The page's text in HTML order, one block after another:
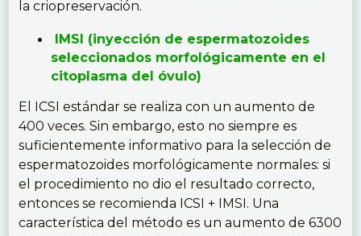
la criopreservación.
IMSI (inyección de espermatozoides
seleccionados morfológicamente en el
citoplasma del óvulo)
El ICSI estándar se realiza con un aumento de
400 veces. Sin embargo, esto no siempre es
suficientemente informativo para la selección de
espermatozoides morfológicamente normales: si
el procedimiento no dio el resultado correcto,
entonces se recomienda ICSI + IMSI. Una
característica del método es un aumento de 6300